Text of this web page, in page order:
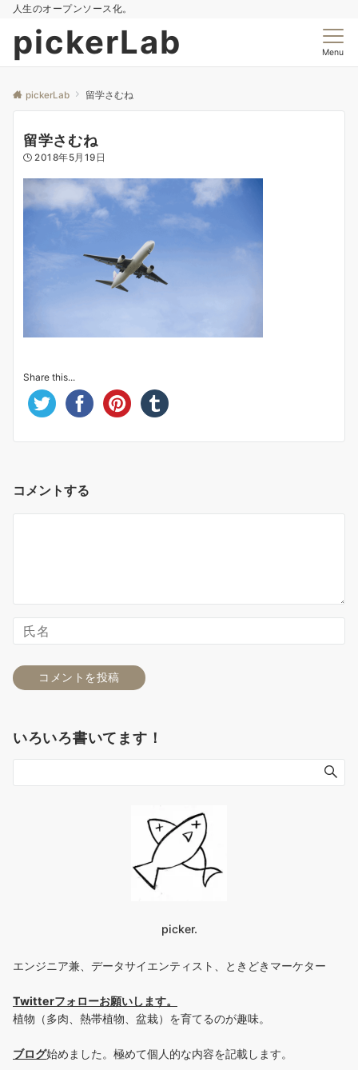
人生のオープンソース化。
pickerLab Menu
pickerLab 留学さむね
留学さむね
2018年5月19日
Share this...
コメントする
いろいろ書いてます！
picker.
エンジニア兼、データサイエンティスト、ときどきマーケター
Twitterフォローお願いします。
植物（多肉、熱帯植物、盆栽）を育てるのが趣味。
ブログ始めました。極めて個人的な内容を記載します。